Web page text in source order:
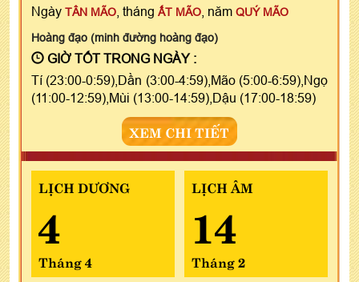
Ngày TÂN MÃO , tháng ẤT MÃO , năm QUÝ MÃO
Hoàng đạo (minh đường hoàng đạo)
GIỜ TỐT TRONG NGÀY :
Tí (23:00-0:59),Dần (3:00-4:59),Mão (5:00-6:59),Ngọ
(11:00-12:59),Mùi (13:00-14:59),Dậu (17:00-18:59)
XEM CHI TIẾT
LỊCH DƯƠNG
4
Tháng 4
LỊCH ÂM
14
Tháng 2